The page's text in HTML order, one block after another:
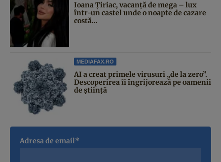
Ioana Țiriac, vacanță de mega – lux
într-un castel unde o noapte de cazare
costă...
MEDIAFAX.RO
AI a creat primele virusuri „de la zero”.
Descoperirea îi îngrijorează pe oamenii
de știință
Adresa de email*